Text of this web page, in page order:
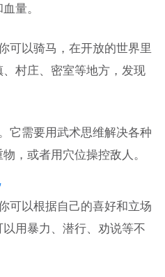
量。
可以骑马，在开放的世界里
村庄、密室等地方，发现
它需要用武术思维解决各种
，或者用穴位操控敌人。
可以根据自己的喜好和立场
用暴力、潜行、劝说等不